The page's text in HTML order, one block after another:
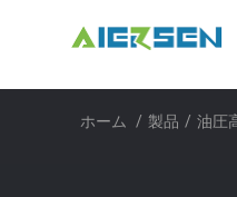
ホーム / 製品 / 油圧